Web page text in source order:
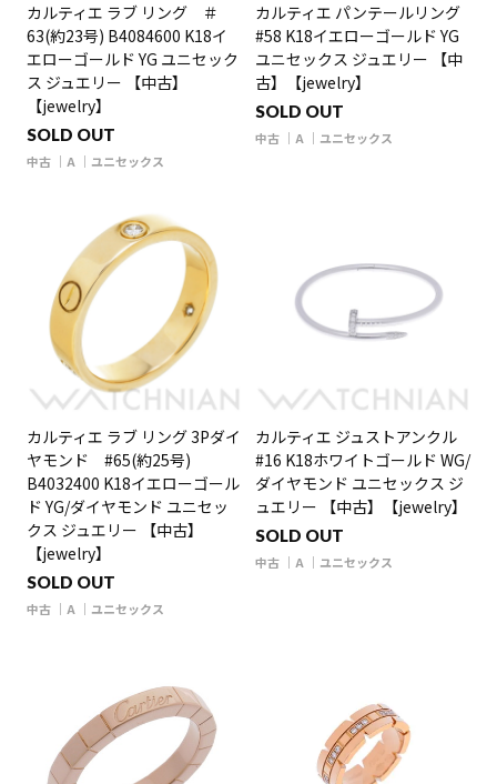
カルティエ ラブ リング ＃
63(約23号) B4084600 K18イ
エローゴールド YG ユニセック
ス ジュエリー 【中古】
【jewelry】
SOLD OUT
中古 A ユニセックス
カルティエ パンテールリング
#58 K18イエローゴールド YG
ユニセックス ジュエリー 【中
古】【jewelry】
SOLD OUT
中古 A ユニセックス
カルティエ ラブ リング 3Pダイ
ヤモンド #65(約25号)
B4032400 K18イエローゴール
ド YG/ダイヤモンド ユニセッ
クス ジュエリー 【中古】
【jewelry】
SOLD OUT
中古 A ユニセックス
カルティエ ジュストアンクル
#16 K18ホワイトゴールド WG/
ダイヤモンド ユニセックス ジ
ュエリー 【中古】【jewelry】
SOLD OUT
中古 A ユニセックス